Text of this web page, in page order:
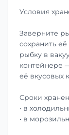
Условия
Заверните
сохранить
рыбку в
контейнере
её вкусовых
Сроки
• в
• в